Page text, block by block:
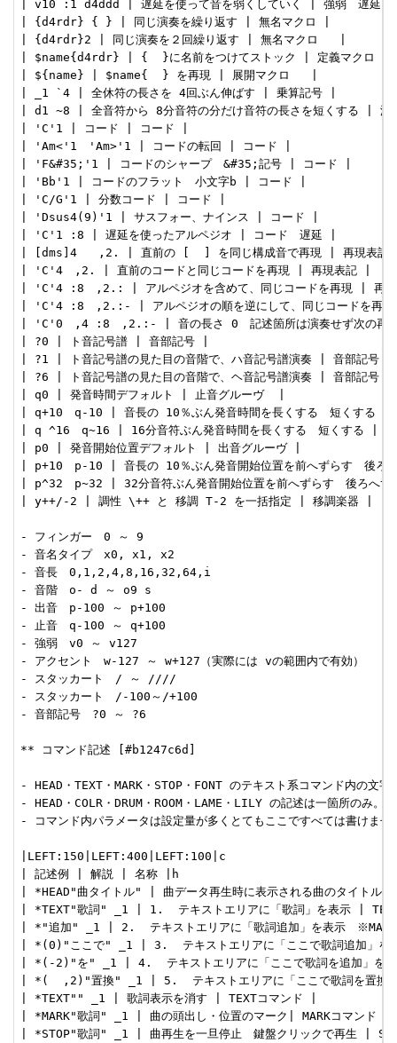
| v10 :1 d4ddd | 遅延を使って音を弱くしていく | 強弱　遅延 |
| {d4rdr} { } | 同じ演奏を繰り返す | 無名マクロ |
| {d4rdr}2 | 同じ演奏を２回繰り返す | 無名マクロ   |
| $name{d4rdr} | {  }に名前をつけてストック | 定義マクロ |
| ${name} | $name{  } を再現 | 展開マクロ   |
| _1 `4 | 全休符の長さを 4回ぶん伸ばす | 乗算記号 |
| d1 ~8 | 全音符から 8分音符の分だけ音符の長さを短くする |
| 'C'1 | コード | コード |
| 'Am<'1　'Am>'1 | コードの転回 | コード |
| 'F&#35;'1 | コードのシャープ　&#35;記号 | コード |
| 'Bb'1 | コードのフラット　小文字b | コード |
| 'C/G'1 | 分数コード | コード |
| 'Dsus4(9)'1 | サスフォー、ナインス | コード |
| 'C'1 :8 | 遅延を使ったアルペジオ | コード　遅延 |
| [dms]4   ,2. | 直前の [  ] を同じ構成音で再現 | 再現表記
| 'C'4　,2. | 直前のコードと同じコードを再現 | 再現表記 |
| 'C'4 :8　,2.: | アルペジオを含めて、同じコードを再現 | 再
| 'C'4 :8　,2.:- | アルペジオの順を逆にして、同じコードを再
| 'C'0　,4 :8　,2.:- | 音の長さ 0　記述箇所は演奏せず次の再
| ?0 | ト音記号譜 | 音部記号 |
| ?1 | ト音記号譜の見た目の音階で、ハ音記号譜演奏 | 音部記号 |
| ?6 | ト音記号譜の見た目の音階で、ヘ音記号譜演奏 | 音部記号 |
| q0 | 発音時間デフォルト | 止音グルーヴ  |
| q+10　q-10 | 音長の 10％ぶん発音時間を長くする　短くする |
| q ^16　q~16 | 16分音符ぶん発音時間を長くする　短くする |
| p0 | 発音開始位置デフォルト | 出音グルーヴ |
| p+10　p-10 | 音長の 10％ぶん発音開始位置を前へずらす　後
| p^32　p~32 | 32分音符ぶん発音開始位置を前へずらす　後ろへ
| y++/-2 | 調性 \++ と 移調 T-2 を一括指定 | 移調楽器 |
- フィンガー　0 ～ 9
- 音名タイプ　x0, x1, x2
- 音長　0,1,2,4,8,16,32,64,i
- 音階　o- d ～ o9 s
- 出音　p-100 ～ p+100
- 止音　q-100 ～ q+100
- 強弱　v0 ～ v127
- アクセント　w-127 ～ w+127（実際には vの範囲内で有効）
- スタッカート　/ ～ ////
- スタッカート　/-100～/+100
- 音部記号　?0 ～ ?6
** コマンド記述 [#b1247c6d]
- HEAD・TEXT・MARK・STOP・FONT のテキスト系コマンド内の文
- HEAD・COLR・DRUM・ROOM・LAME・LILY の記述は一箇所のみ。
- コマンド内パラメータは設定量が多くとてもここですべては書けま
|LEFT:150|LEFT:400|LEFT:100|c
| 記述例 | 解説 | 名称 |h
| *HEAD"曲タイトル" | 曲データ再生時に表示される曲のタイトル
| *TEXT"歌詞" _1 | 1.  テキストエリアに「歌詞」を表示 |
| *"追加" _1 | 2.  テキストエリアに「歌詞追加」を表示　
| *(0)"ここで" _1 | 3.  テキストエリアに「ここで歌詞追加」を
| *(-2)"を" _1 | 4.  テキストエリアに「ここで歌詞を追加」を
| *(  ,2)"置換" _1 | 5.  テキストエリアに「ここで歌詞を置換
| *TEXT"" _1 | 歌詞表示を消す | TEXTコマンド |
| *MARK"歌詞" _1 | 曲の頭出し・位置のマーク| MARKコマンド |
| *STOP"歌詞" _1 | 曲再生を一旦停止　鍵盤クリックで再生 |